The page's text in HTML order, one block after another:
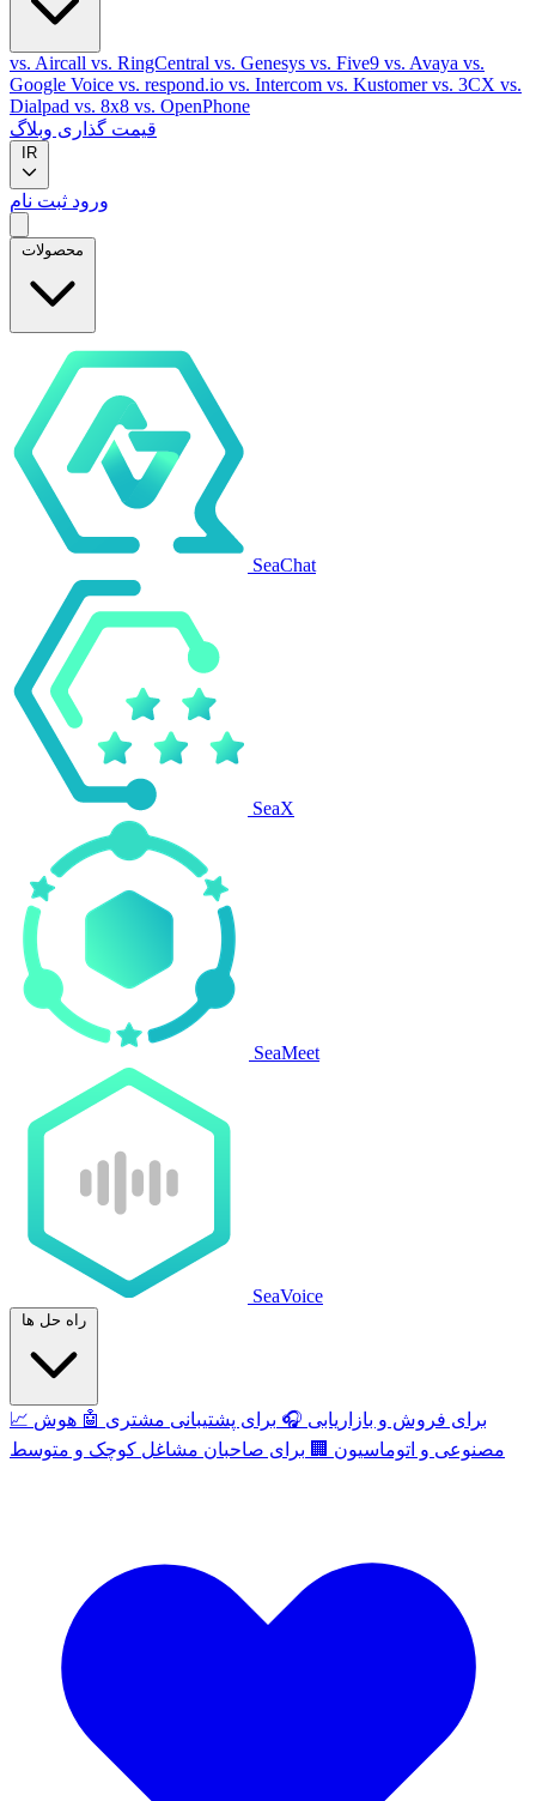
vs. Aircall vs. RingCentral vs. Genesys vs. Five9 vs. Avaya vs.
Google Voice vs. respond.io vs. Intercom vs. Kustomervs. 3CX vs.
Dialpad vs. 8x8 vs. OpenPhone
قیمت گذاری وبلاگ
IR
ورود ثبت نام
محصولات
SeaChat
SeaX
SeaMeet
SeaVoice
راه حل ها
📈 برای فروش و بازاریابی 🎧 برای پشتیبانی مشتری 🤖 هوش
مصنوعی و اتوماسیون 🏢 برای صاحبان مشاغل کوچک و متوسط